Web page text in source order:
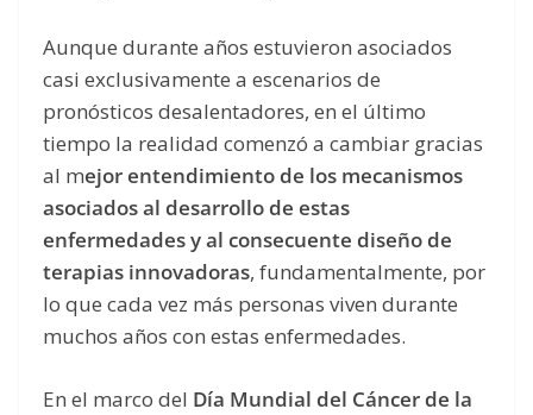
Aunque durante años estuvieron asociados
casi exclusivamente a escenarios de
pronósticos desalentadores, en el último
tiempo la realidad comenzó a cambiar gracias
al mejor entendimiento de los mecanismos
asociados al desarrollo de estas
enfermedades y al consecuente diseño de
terapias innovadoras, fundamentalmente, por
lo que cada vez más personas viven durante
muchos años con estas enfermedades.
En el marco del Día Mundial del Cáncer de la